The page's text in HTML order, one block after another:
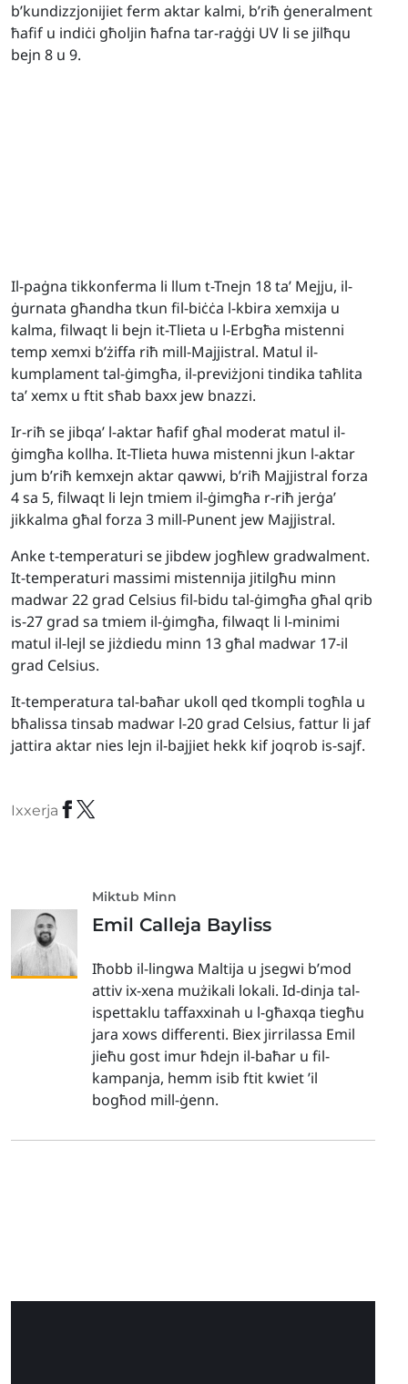
b’kundizzjonijiet ferm aktar kalmi, b’riħ ġeneralment
ħafif u indiċi għoljin ħafna tar-raġġi UV li se jilħqu
bejn 8 u 9.
Il-paġna tikkonferma li llum t-Tnejn 18 ta’ Mejju, il-
ġurnata għandha tkun fil-biċċa l-kbira xemxija u
kalma, filwaqt li bejn it-Tlieta u l-Erbgħa mistenni
temp xemxi b’żiffa riħ mill-Majjistral. Matul il-
kumplament tal-ġimgħa, il-previżjoni tindika taħlita
ta’ xemx u ftit sħab baxx jew bnazzi.
Ir-riħ se jibqa’ l-aktar ħafif għal moderat matul il-
ġimgħa kollha. It-Tlieta huwa mistenni jkun l-aktar
jum b’riħ kemxejn aktar qawwi, b’riħ Majjistral forza
4 sa 5, filwaqt li lejn tmiem il-ġimgħa r-riħ jerġa’
jikkalma għal forza 3 mill-Punent jew Majjistral.
Anke t-temperaturi se jibdew jogħlew gradwalment.
It-temperaturi massimi mistennija jitilgħu minn
madwar 22 grad Celsius fil-bidu tal-ġimgħa għal qrib
is-27 grad sa tmiem il-ġimgħa, filwaqt li l-minimi
matul il-lejl se jiżdiedu minn 13 għal madwar 17-il
grad Celsius.
It-temperatura tal-baħar ukoll qed tkompli togħla u
bħalissa tinsab madwar l-20 grad Celsius, fattur li jaf
jattira aktar nies lejn il-bajjiet hekk kif joqrob is-sajf.
Ixxerja
Miktub Minn
Emil Calleja Bayliss
Iħobb il-lingwa Maltija u jsegwi b’mod
attiv ix-xena mużikali lokali. Id-dinja tal-
ispettaklu taffaxxinah u l-għaxqa tiegħu
jara xows differenti. Biex jirrilassa Emil
jieħu gost imur ħdejn il-baħar u fil-
kampanja, hemm isib ftit kwiet ’il
bogħod mill-ġenn.